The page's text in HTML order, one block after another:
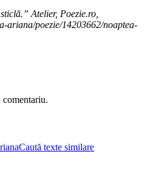
Atelier, Poezie.ro,
ariana/poezie/14203662/noaptea-
comentariu.
Caută texte similare